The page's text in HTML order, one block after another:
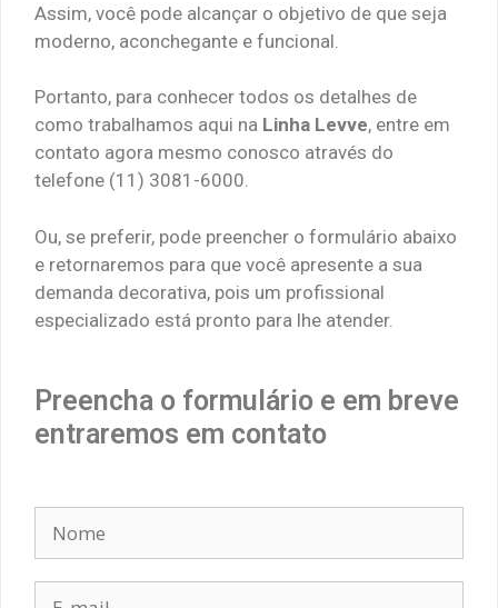
Assim, você pode alcançar o objetivo de que seja
moderno, aconchegante e funcional.
Portanto, para conhecer todos os detalhes de
como trabalhamos aqui na Linha Levve, entre em
contato agora mesmo conosco através do
telefone (11) 3081-6000.
Ou, se preferir, pode preencher o formulário abaixo
e retornaremos para que você apresente a sua
demanda decorativa, pois um profissional
especializado está pronto para lhe atender.
Preencha o formulário e em breve
entraremos em contato